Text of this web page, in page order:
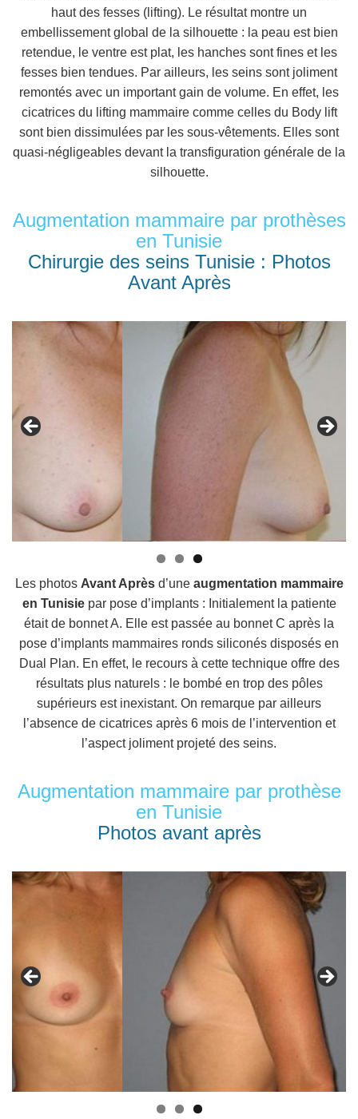
haut des fesses (lifting). Le résultat montre un
embellissement global de la silhouette : la peau est bien
retendue, le ventre est plat, les hanches sont fines et les
fesses bien tendues. Par ailleurs, les seins sont joliment
remontés avec un important gain de volume. En effet, les
cicatrices du lifting mammaire comme celles du Body lift
sont bien dissimulées par les sous-vêtements. Elles sont
quasi-négligeables devant la transfiguration générale de la
silhouette.
Augmentation mammaire par prothèses
en Tunisie
Chirurgie des seins Tunisie : Photos
Avant Après
Les photos Avant Aprèsd’une augmentation mammaire
en Tunisiepar pose d’implants : Initialement la patiente
était de bonnet A. Elle est passée au bonnet C après la
pose d’implants mammaires ronds siliconés disposés en
Dual Plan. En effet, le recours à cette technique offre des
résultats plus naturels : le bombé en trop des pôles
supérieurs est inexistant. On remarque par ailleurs
l’absence de cicatrices après 6 mois de l’intervention et
l’aspect joliment projeté des seins.
Augmentation mammaire par prothèse
en Tunisie
Photos avant après